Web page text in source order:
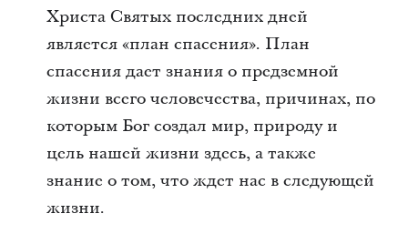
Христа Святых последних дней
является «план спасения». План
спасения дает знания о предземной
жизни всего человечества, причинах, по
которым Бог создал мир, природу и
цель нашей жизни здесь, а также
знание о том, что ждет нас в следующей
жизни.